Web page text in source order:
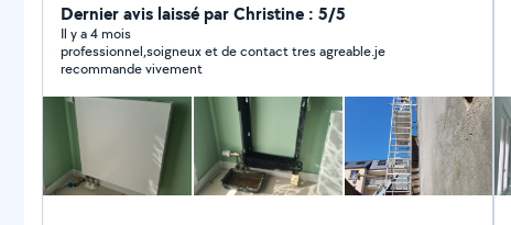
Dernier avis laissé par Christine : 5/5
Il y a 4 mois
professionnel,soigneux et de contact tres agreable.je
recommande vivement